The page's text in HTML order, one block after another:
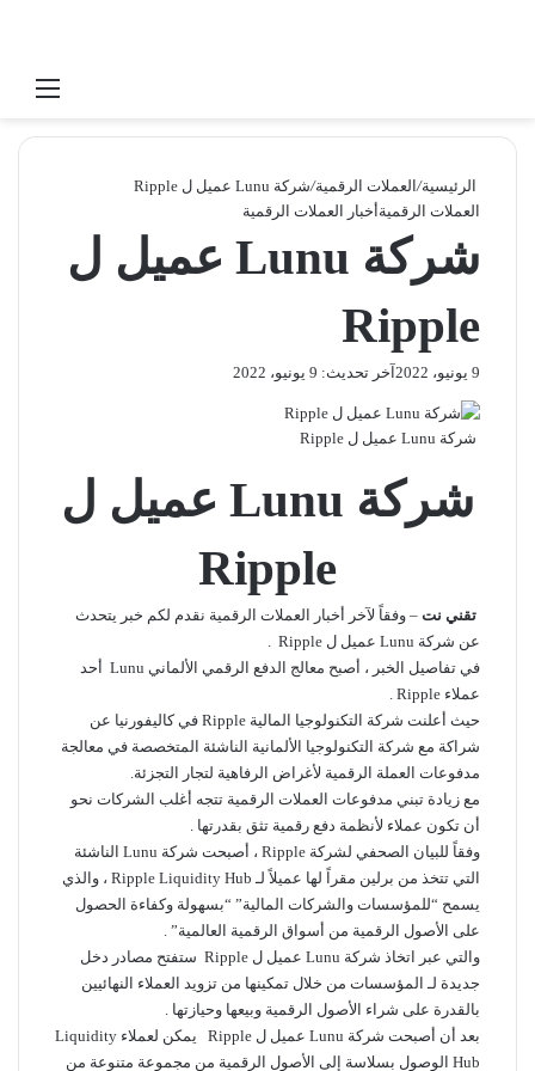
الرئيسية/العملات الرقمية/شركة Lunu عميل ل Ripple
العملات الرقمية أخبار العملات الرقمية
شركة Lunu عميل ل
Ripple
9 يونيو، 2022 آخر تحديث: 9 يونيو، 2022
شركة Lunu عميل ل Ripple
شركة Lunu عميل ل
Ripple
تقني نت – وفقاً لآخر أخبار العملات الرقمية نقدم لكم خبر يتحدث
عن شركة Lunu عميل ل Ripple .
في تفاصيل الخبر ، أصبح معالج الدفع الرقمي الألماني Lunu أحد
عملاء Ripple .
حيث أعلنت شركة التكنولوجيا المالية Ripple في كاليفورنيا عن
شراكة مع شركة التكنولوجيا الألمانية الناشئة المتخصصة في معالجة
مدفوعات العملة الرقمية لأغراض الرفاهية لتجار التجزئة.
مع زيادة تبني مدفوعات العملات الرقمية تتجه أغلب الشركات نحو
أن تكون عملاء لأنظمة دفع رقمية تثق بقدرتها .
وفقاً للبيان الصحفي لشركة Ripple ، أصبحت شركة Lunu الناشئة
التي تتخذ من برلين مقراً لها عميلاً لـ Ripple Liquidity Hub ، والذي
يسمح “للمؤسسات والشركات المالية” “بسهولة وكفاءة الحصول
على الأصول الرقمية من أسواق الرقمية العالمية” .
والتي عبر اتخاذ شركة Lunu عميل ل Ripple ستفتح مصادر دخل
جديدة لـ المؤسسات من خلال تمكينها من تزويد العملاء النهائيين
بالقدرة على شراء الأصول الرقمية وبيعها وحيازتها .
بعد أن أصبحت شركة Lunu عميل ل Ripple يمكن لعملاء Liquidity
Hub الوصول بسلاسة إلى الأصول الرقمية من مجموعة متنوعة من